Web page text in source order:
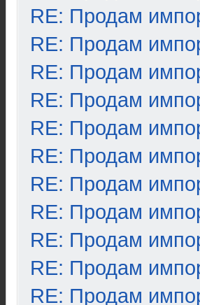
RE: Продам
RE: Продам
RE: Продам
RE: Продам
RE: Продам
RE: Продам
RE: Продам
RE: Продам
RE: Продам
RE: Продам
RE: Продам